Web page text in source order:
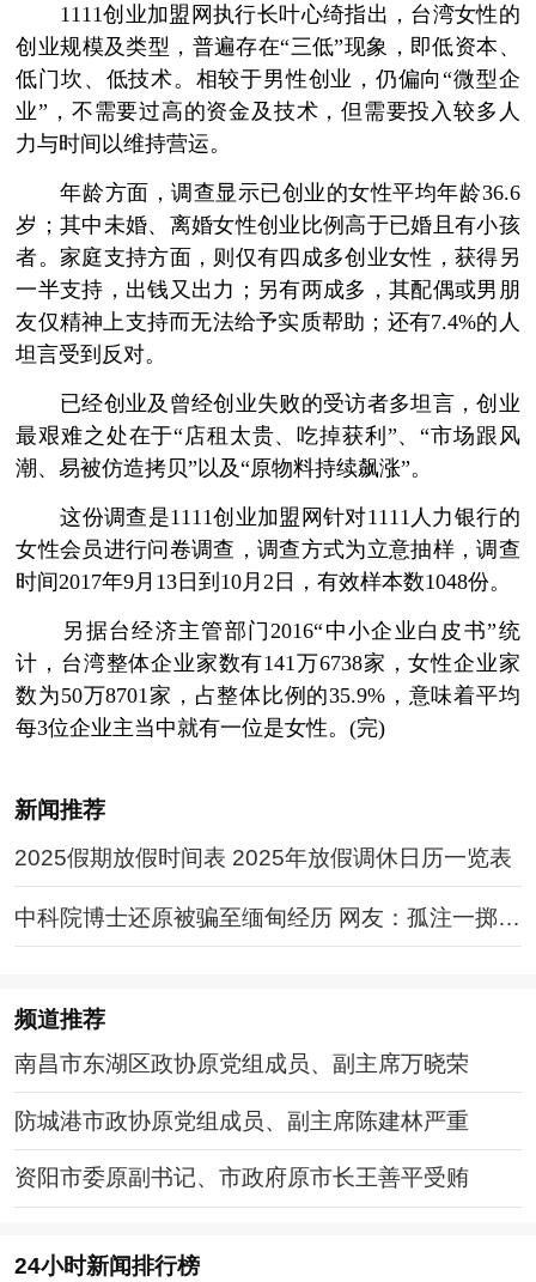
1111创业加盟网执行长叶心绮指出，台湾女性的
创业规模及类型，普遍存在“三低”现象，即低资本、
低门坎、低技术。相较于男性创业，仍偏向“微型企
业”，不需要过高的资金及技术，但需要投入较多人
力与时间以维持营运。
年龄方面，调查显示已创业的女性平均年龄36.6
岁；其中未婚、离婚女性创业比例高于已婚且有小孩
者。家庭支持方面，则仅有四成多创业女性，获得另
一半支持，出钱又出力；另有两成多，其配偶或男朋
友仅精神上支持而无法给予实质帮助；还有7.4%的人
坦言受到反对。
已经创业及曾经创业失败的受访者多坦言，创业
最艰难之处在于“店租太贵、吃掉获利”、“市场跟风
潮、易被仿造拷贝”以及“原物料持续飙涨”。
这份调查是1111创业加盟网针对1111人力银行的
女性会员进行问卷调查，调查方式为立意抽样，调查
时间2017年9月13日到10月2日，有效样本数1048份。
另据台经济主管部门2016“中小企业白皮书”统
计，台湾整体企业家数有141万6738家，女性企业家
数为50万8701家，占整体比例的35.9%，意味着平均
每3位企业主当中就有一位是女性。(完)
新闻推荐
2025假期放假时间表 2025年放假调休日历一览表
中科院博士还原被骗至缅甸经历 网友：孤注一掷现
实版
频道推荐
南昌市东湖区政协原党组成员、副主席万晓荣
防城港市政协原党组成员、副主席陈建林严重
资阳市委原副书记、市政府原市长王善平受贿
24小时新闻排行榜